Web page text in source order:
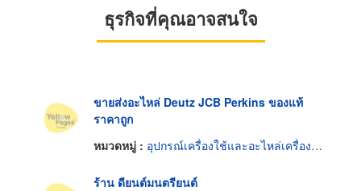
ธุรกิจที่คุณอาจสนใจ
ขายส่งอะไหล่ Deutz JCB Perkins ของแท้
ราคาถูก
หมวดหมู่ : อุปกรณ์เครื่องใช้และอะไหล่เครื่องยนต์
ร้าน ดียนต์มนตรียนต์